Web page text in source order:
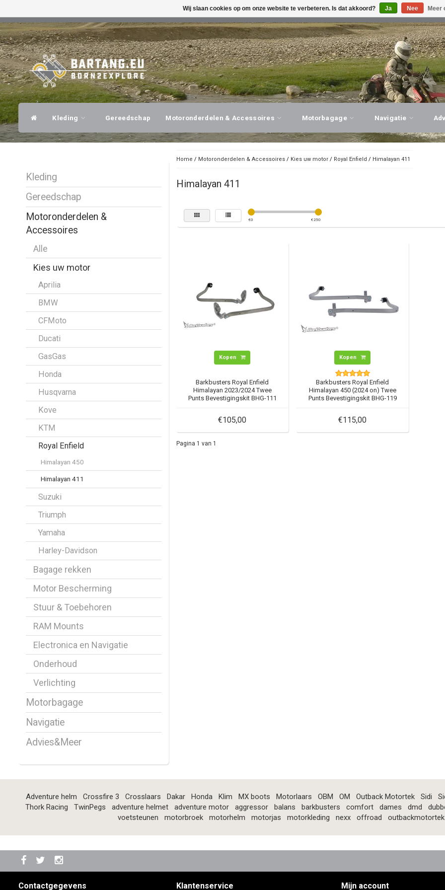
DESKUNDIG ADVIES, PERSOONLIJKE SERVICE! BEZOEK ONZE
Kleding Gereedschap Motoronderdelen & Accessoires Motorbagage Navigatie
Kleding
Gereedschap
Motoronderdelen &
Accessoires
Alle
Kies uw motor
Aprilia
BMW
CFMoto
Ducati
GasGas
Honda
Husqvarna
Kove
KTM
Royal Enfield
Himalayan 450
Himalayan 411
Suzuki
Triumph
Yamaha
Harley-Davidson
Bagage rekken
Motor Bescherming
Stuur & Toebehoren
RAM Mounts
Electronica en Navigatie
Onderhoud
Verlichting
Motorbagage
Navigatie
Advies&Meer
Home / Motoronderdelen & Accessoires/ Kies uw motor/ Royal Enfield / Himalayan 411
Himalayan 411
€0 € 250
Kopen
Barkbusters Royal Enfield
Himalayan 2023/2024 Twee
Punts Bevestigingskit BHG-111
€105,00
Kopen
Barkbusters Royal Enfield
Himalayan 450 (2024 on) Twee
Punts Bevestigingskit BHG-119
€115,00
Pagina 1 van 1
Adventure helm Crossfire 3 Crosslaars Dakar Honda Klim MX boots Motorlaars OBM OM Outback Motortek Sidi
Thork Racing
TwinPegs adventure helmet adventure motor aggressor balans barkbusters comfort dames dmd
voetsteunen
motorbroek motorhelm motorjas motorkleding nexx offroad outbackmotortek
Contactgegevens Klantenservice Mijn account
Wij slaan cookies op om onze website te verbeteren. Is dat akkoord? Ja Nee Meer